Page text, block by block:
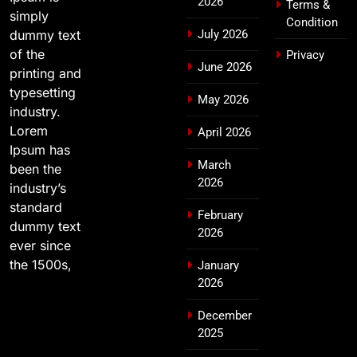
simply
dummy text
of the
printing and
typesetting
industry.
Lorem
Ipsum has
been the
industry’s
standard
dummy text
ever since
the 1500s,
July 2026
June 2026
May 2026
April 2026
March
2026
February
2026
January
2026
December
2025
Terms &
Condition
Privacy